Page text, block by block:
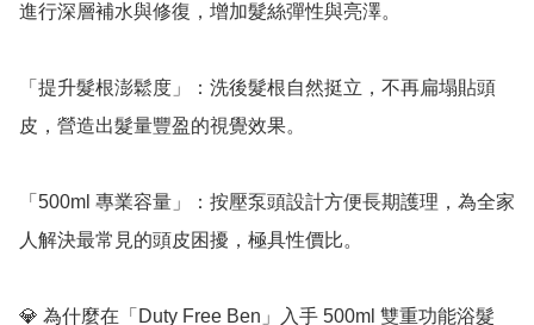
進行深層補水與修復，增加髮絲彈性與亮澤。
「提升髮根澎鬆度」：洗後髮根自然挺立，不再扁塌貼頭
皮，營造出髮量豐盈的視覺效果。
「500ml 專業容量」：按壓泵頭設計方便長期護理，為全家
人解決最常見的頭皮困擾，極具性價比。
💎 為什麼在「Duty Free Ben」入手 500ml 雙重功能浴髮